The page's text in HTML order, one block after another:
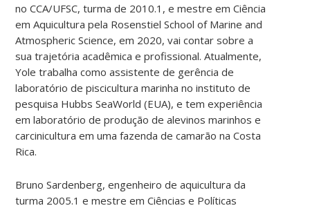
no CCA/UFSC, turma de 2010.1, e mestre em Ciência
em Aquicultura pela Rosenstiel School of Marine and
Atmospheric Science, em 2020, vai contar sobre a
sua trajetória acadêmica e profissional. Atualmente,
Yole trabalha como assistente de gerência de
laboratório de piscicultura marinha no instituto de
pesquisa Hubbs SeaWorld (EUA), e tem experiência
em laboratório de produção de alevinos marinhos e
carcinicultura em uma fazenda de camarão na Costa
Rica.
Bruno Sardenberg, engenheiro de aquicultura da
turma 2005.1 e mestre em Ciências e Políticas